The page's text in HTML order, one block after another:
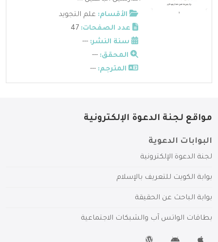
الأقسام: علم التجويد
عدد الصفحات:
سنة النشر: ---
المحقق: ---
المترجم: ---
مواقع لجنة الدعوة الإلكترونية
البوابات الدعوية
لجنة الدعوة الإلكترونية
بوابة الكويت للتعريف بالإسلام
بوابة الباحث عن الحقيقة
بطاقات الواتس آب والشبكات الاجتماعية